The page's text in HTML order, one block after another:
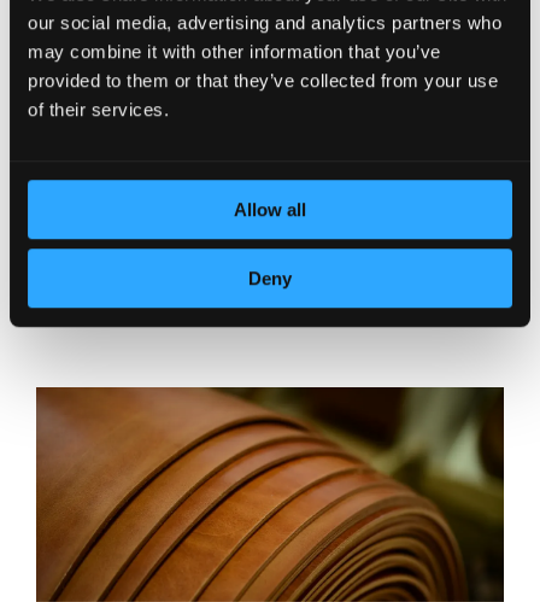
our social media, advertising and analytics partners who
may combine it with other information that you’ve
provided to them or that they’ve collected from your use
of their services.
Allow all
Deny
POSVEĆENOST DETALJIMA